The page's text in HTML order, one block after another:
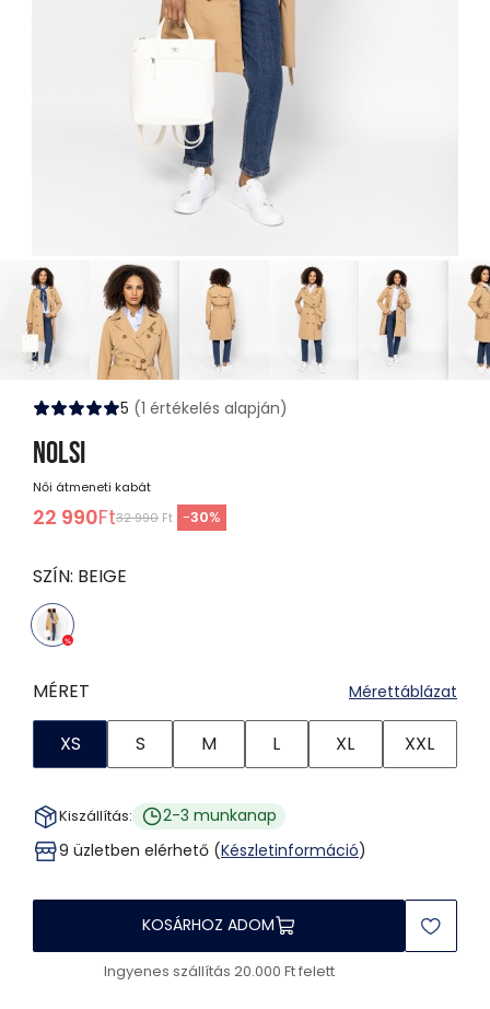
5 (1 értékelés alapján)
NOLSI
Női átmeneti kabát
22 990Ft32 990 Ft -30%
SZÍN: BEIGE
MÉRET Mérettáblázat
XS S M L XL XXL
Kiszállítás:
2-3 munkanap
9 üzletben elérhető (Készletinformáció)
KOSÁRHOZ ADOM
Ingyenes szállítás 20.000 Ft felett